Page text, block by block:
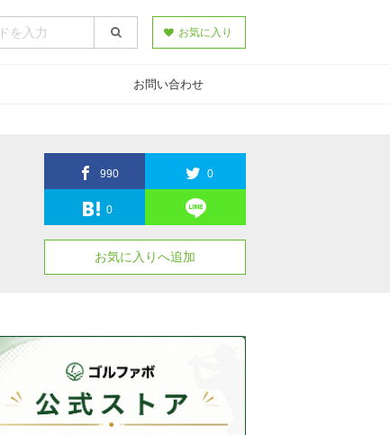
お気に入り
お問い合わせ
990 0
0
お気に入りへ追加